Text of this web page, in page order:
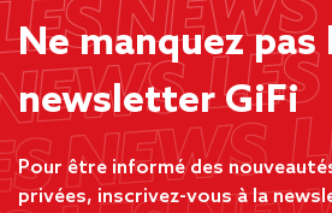
Ne manquez pas
newsletter GiFi
Pour être informé des
privées, inscrivez-vous à la